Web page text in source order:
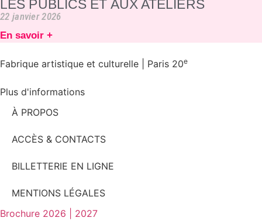
LES PUBLICS ET AUX ATELIERS
22 janvier 2026
En savoir +
Fabrique artistique et culturelle | Paris 20e
Plus d'informations
À PROPOS
ACCÈS & CONTACTS
BILLETTERIE EN LIGNE
MENTIONS LÉGALES
Brochure 2026 | 2027